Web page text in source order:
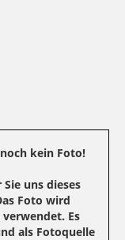
kein Foto!
uns dieses
Foto wird
Es
als Fotoquelle